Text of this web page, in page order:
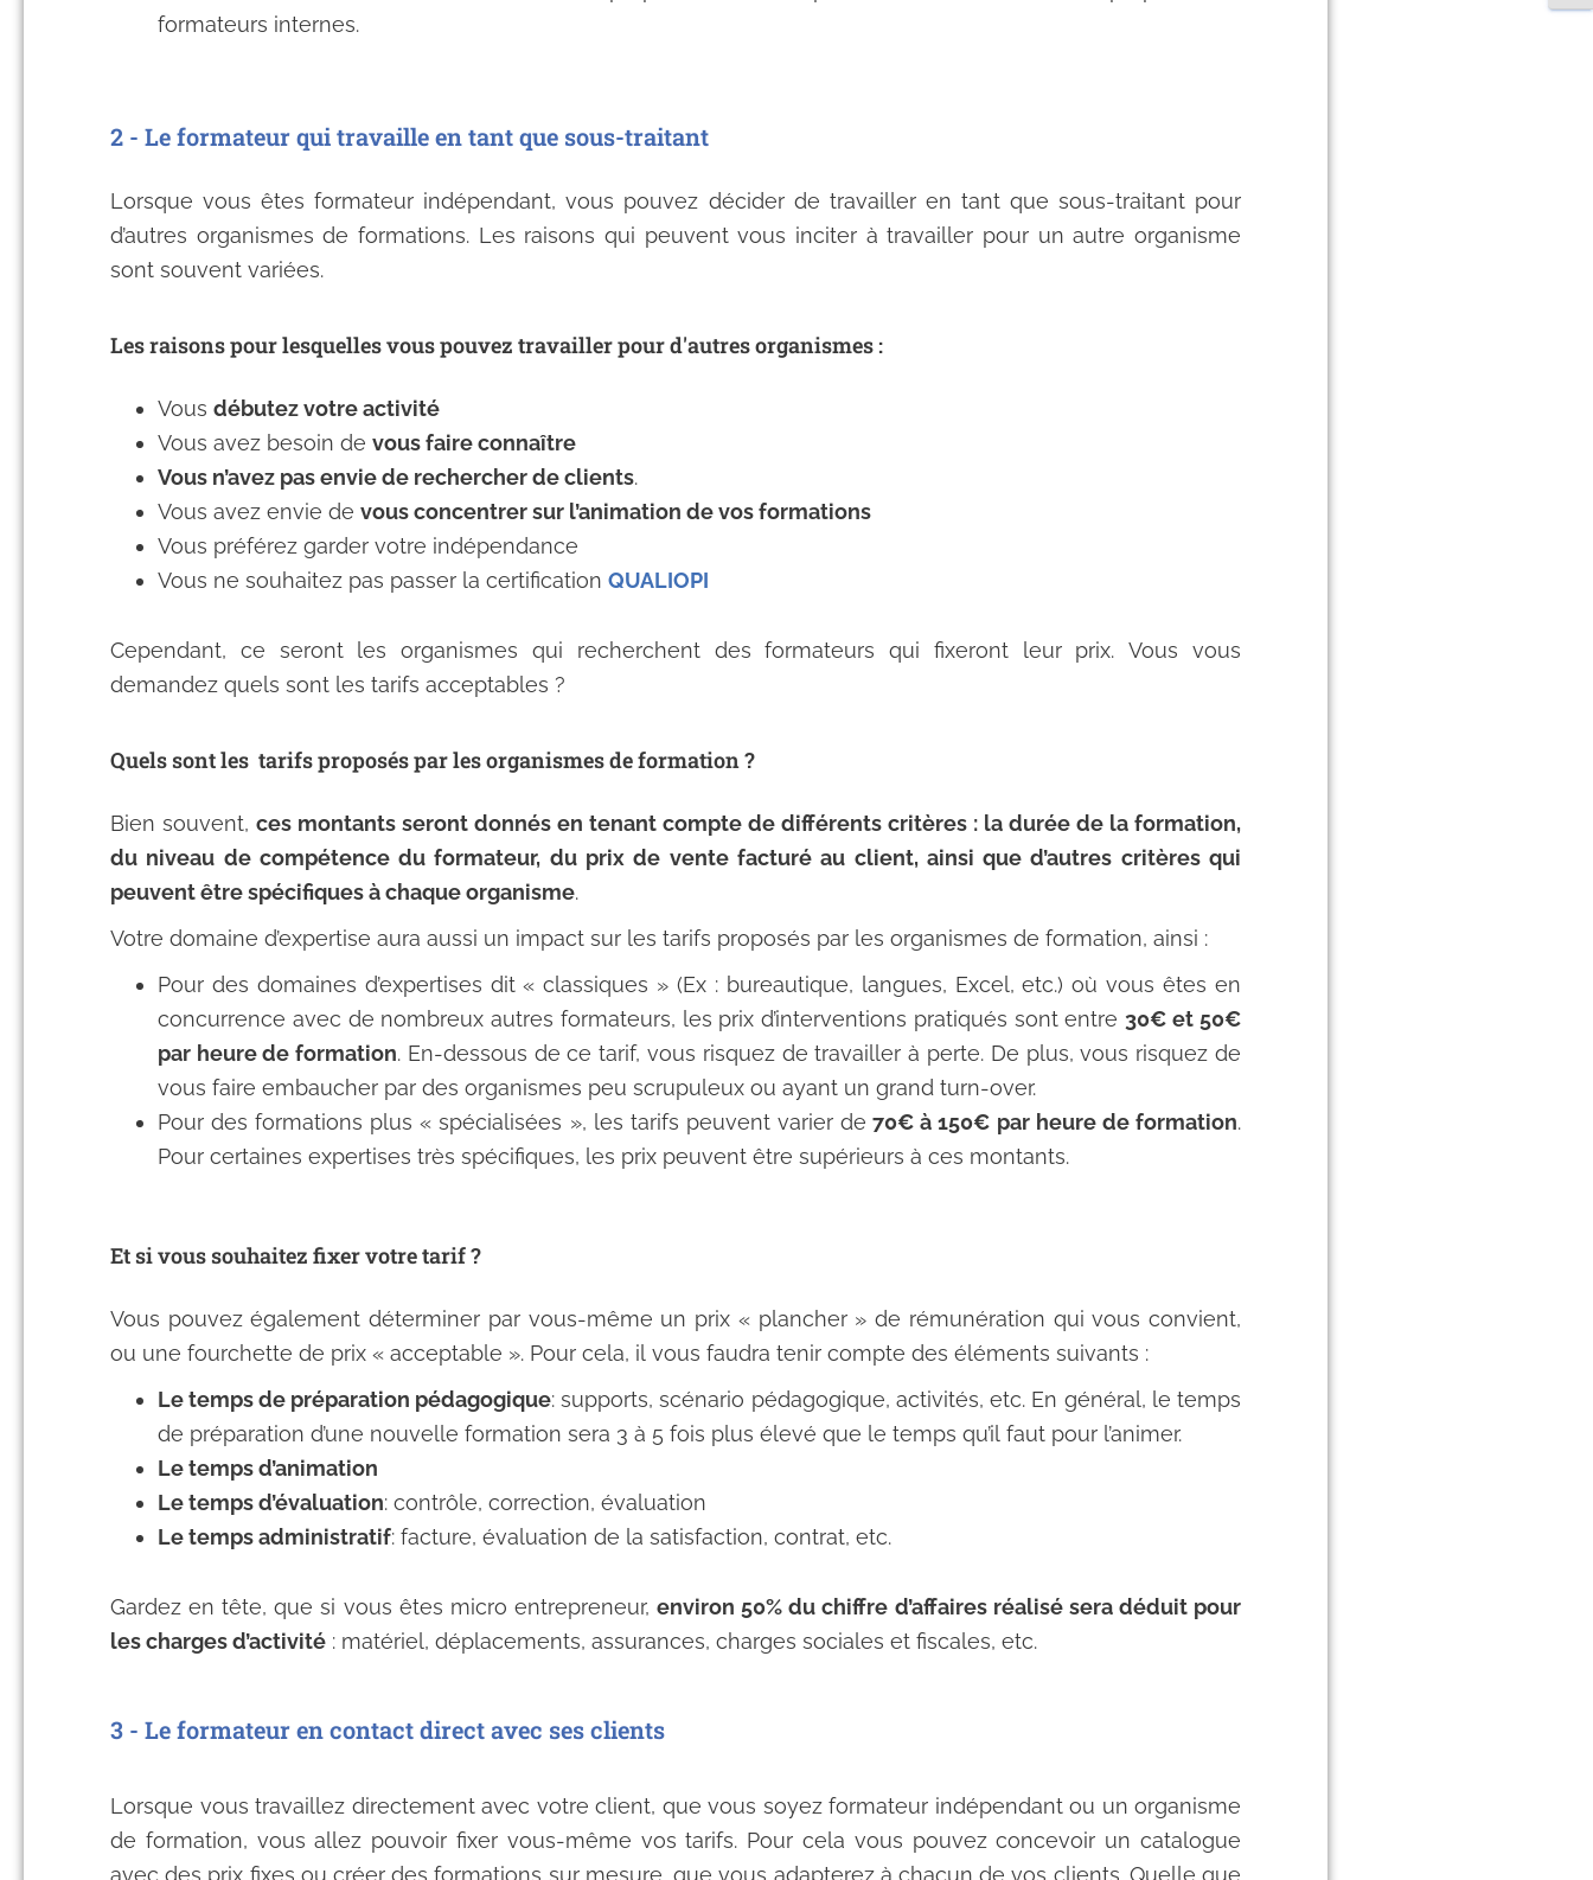
formateurs internes.
2 - Le formateur qui travaille en tant que sous-traitant
Lorsque vous êtes formateur indépendant, vous pouvez décider de travailler en tant que sous-traitant pour
d’autres organismes de formations. Les raisons qui peuvent vous inciter à travailler pour un autre organisme
sont souvent variées.
Les raisons pour lesquelles vous pouvez travailler pour d'autres organismes :
Vous débutez votre activité
Vous avez besoin de vous faire connaître
Vous n’avez pas envie de rechercher de clients.
Vous avez envie de vous concentrer sur l’animation de vos formations
Vous préférez garder votre indépendance
Vous ne souhaitez pas passer la certification QUALIOPI
Cependant, ce seront les organismes qui recherchent des formateurs qui fixeront leur prix. Vous vous
demandez quels sont les tarifs acceptables ?
Quels sont les tarifs proposés par les organismes de formation ?
Bien souvent, ces montants seront donnés en tenant compte de différents critères : la durée de la formation,
du niveau de compétence du formateur, du prix de vente facturé au client, ainsi que d’autres critères qui
peuvent être spécifiques à chaque organisme.
Votre domaine d’expertise aura aussi un impact sur les tarifs proposés par les organismes de formation, ainsi :
Pour des domaines d’expertises dit « classiques » (Ex : bureautique, langues, Excel, etc.) où vous êtes en
concurrence avec de nombreux autres formateurs, les prix d’interventions pratiqués sont entre 30€ et 50€
par heure de formation. En-dessous de ce tarif, vous risquez de travailler à perte. De plus, vous risquez de
vous faire embaucher par des organismes peu scrupuleux ou ayant un grand turn-over.
Pour des formations plus « spécialisées », les tarifs peuvent varier de 70€ à 150€ par heure de formation.
Pour certaines expertises très spécifiques, les prix peuvent être supérieurs à ces montants.
Et si vous souhaitez fixer votre tarif ?
Vous pouvez également déterminer par vous-même un prix « plancher » de rémunération qui vous convient,
ou une fourchette de prix « acceptable ». Pour cela, il vous faudra tenir compte des éléments suivants :
Le temps de préparation pédagogique: supports, scénario pédagogique, activités, etc. En général, le temps
de préparation d’une nouvelle formation sera 3 à 5 fois plus élevé que le temps qu’il faut pour l’animer.
Le temps d’animation
Le temps d’évaluation: contrôle, correction, évaluation
Le temps administratif: facture, évaluation de la satisfaction, contrat, etc.
Gardez en tête, que si vous êtes micro entrepreneur, environ 50% du chiffre d’affaires réalisé sera déduit pour
les charges d’activité : matériel, déplacements, assurances, charges sociales et fiscales, etc.
3 - Le formateur en contact direct avec ses clients
Lorsque vous travaillez directement avec votre client, que vous soyez formateur indépendant ou un organisme
de formation, vous allez pouvoir fixer vous-même vos tarifs. Pour cela vous pouvez concevoir un catalogue
avec des prix fixes ou créer des formations sur mesure, que vous adapterez à chacun de vos clients. Quelle que